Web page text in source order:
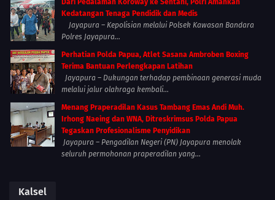
Dari Pedalaman Koroway ke Sentani, Polri Amankan
Kedatangan Tenaga Pendidik dan Medis
Jayapura – Kepolisian melalui Polsek Kawasan Bandara
Polres Jayapura...
Perhatian Polda Papua, Atlet Sasana Ambroben Boxing
Terima Bantuan Perlengkapan Latihan
Jayapura – Dukungan terhadap pembinaan generasi muda
melalui jalur olahraga kembali...
Menang Praperadilan Kasus Tambang Emas Andi Muh.
Irhong Naeing dan WNA, Ditreskrimsus Polda Papua
Tegaskan Profesionalisme Penyidikan
Jayapura – Pengadilan Negeri (PN) Jayapura menolak
seluruh permohonan praperadilan yang...
Kalsel